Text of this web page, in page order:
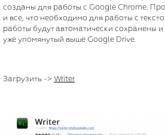
созданы для работы с Google Chrome.
и все, что необходимо для работы с
работы будут автоматически сохранены
уже упомянутый выше Google Drive.
Загрузить -> Writer